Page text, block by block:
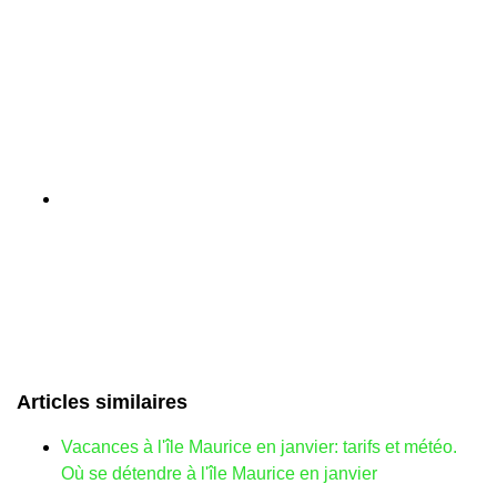
Articles similaires
Vacances à l'île Maurice en janvier: tarifs et météo.
Où se détendre à l'île Maurice en janvier